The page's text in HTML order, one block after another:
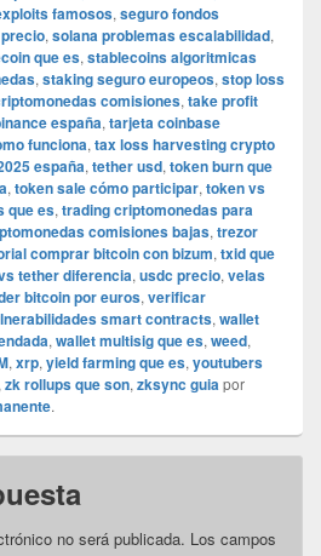
famosos, seguro fondos
, solana problemas escalabilidad,
que es, stablecoins algoritmicas
, staking seguro europeos, stop loss
comisiones, take profit
españa, tarjeta coinbase
funciona, tax loss harvesting crypto
españa, tether usd, token burn que
, token sale cómo participar, token vs
que es, trading criptomonedas para
comisiones bajas, trezor
comprar bitcoin con bizum, txid que
tether diferencia, usdc precio, velas
bitcoin por euros, verificar
smart contracts, wallet
, wallet multisig que es, weed,
, xrp, yield farming que es, youtubers
zk rollups que son, zksync guiapor
.
no será publicada. Los campos